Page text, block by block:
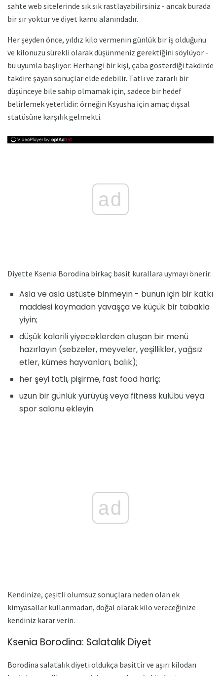
sahte web sitelerinde sık sık rastlayabilirsiniz - ancak burada
bir sır yoktur ve diyet kamu alanındadır.
Her şeyden önce, yıldız kilo vermenin günlük bir iş olduğunu
ve kilonuzu sürekli olarak düşünmeniz gerektiğini söylüyor -
bu uyumla başlıyor. Herhangi bir kişi, çaba gösterdiği takdirde
takdire şayan sonuçlar elde edebilir. Tatlı ve zararlı bir
düşünceye bile sahip olmamak için, sadece bir hedef
belirlemek yeterlidir: örneğin Ksyusha için amaç dışsal
statüsüne karşılık gelmekti.
ad
Diyette Ksenia Borodina birkaç basit kurallara uymayı önerir:
Asla ve asla üstüste binmeyin - bunun için bir katkı
maddesi koymadan yavaşça ve küçük bir tabakla
yiyin;
düşük kalorili yiyeceklerden oluşan bir menü
hazırlayın (sebzeler, meyveler, yeşillikler, yağsız
etler, kümes hayvanları, balık);
her şeyi tatlı, pişirme, fast food hariç;
uzun bir günlük yürüyüş veya fitness kulübü veya
spor salonu ekleyin.
ad
Kendinize, çeşitli olumsuz sonuçlara neden olan ek
kimyasallar kullanmadan, doğal olarak kilo vereceğinize
kendiniz karar verin.
Ksenia Borodina: Salatalık Diyet
Borodina salatalık diyeti oldukça basittir ve aşırı kilodan